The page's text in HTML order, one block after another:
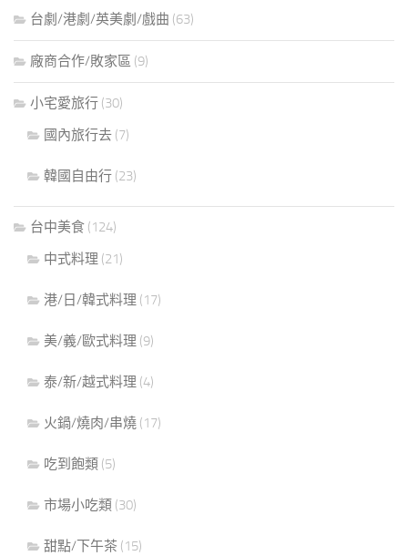
台劇/港劇/英美劇/戲曲 (63)
廠商合作/敗家區 (9)
小宅愛旅行 (30)
國內旅行去 (7)
韓國自由行 (23)
台中美食 (124)
中式料理 (21)
港/日/韓式料理 (17)
美/義/歐式料理 (9)
泰/新/越式料理 (4)
火鍋/燒肉/串燒 (17)
吃到飽類 (5)
市場小吃類 (30)
甜點/下午茶 (15)